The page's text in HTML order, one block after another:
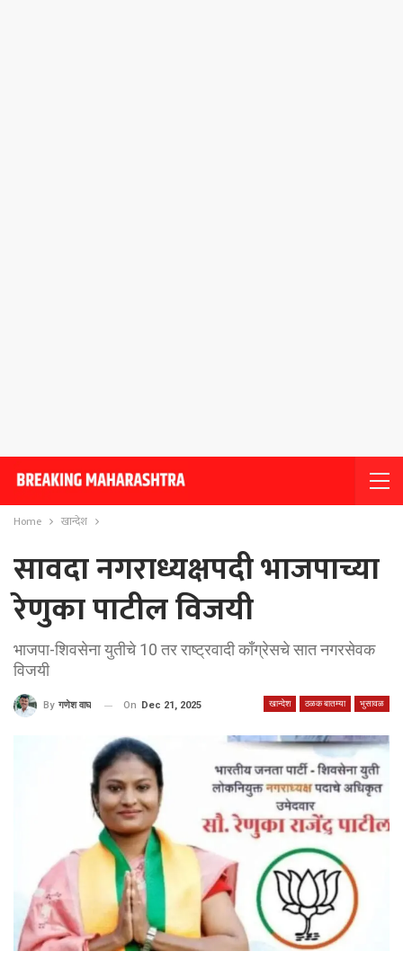
Home खान्देश
सावदा नगराध्यक्षपदी भाजपाच्या
रेणुका पाटील विजयी
भाजपा-शिवसेना युतीचे 10 तर राष्ट्रवादी काँग्रेसचे सात नगरसेवक
विजयी
खान्देश ठळक बातम्या भुसावळ
By गणेश वाघ On Dec 21, 2025